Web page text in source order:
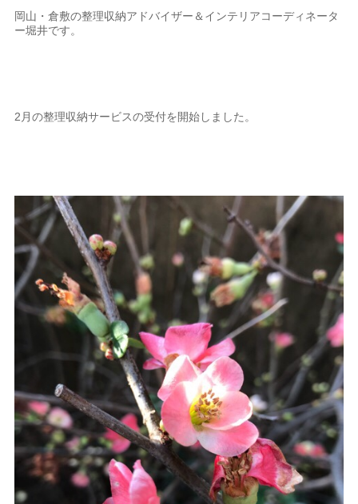
岡山・倉敷の整理収納アドバイザー＆インテリアコーディネータ
ー堀井です。
2月の整理収納サービスの受付を開始しました。